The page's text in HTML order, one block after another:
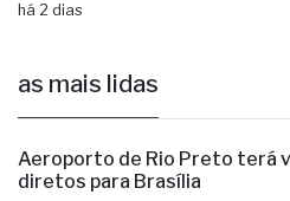
há 2 dias
as mais lidas
Aeroporto de Rio Preto terá
diretos para Brasília